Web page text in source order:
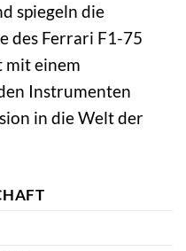
spiegeln die
des Ferrari F1-75
mit einem
Instrumenten
in die Welt der